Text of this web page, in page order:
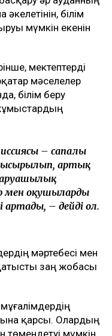
білім
мүмкін екенін
мектептерді
мәселелер
білім беру
– сапалы
ысырылып, артық
мен оқушыларды
артады, – дейді ол.
мәртебесі мен
заң жобасы
қарсы. Олардың
төмендетуі мүмкін.